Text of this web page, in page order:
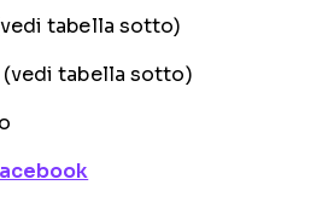
tabella sotto)
tabella sotto)